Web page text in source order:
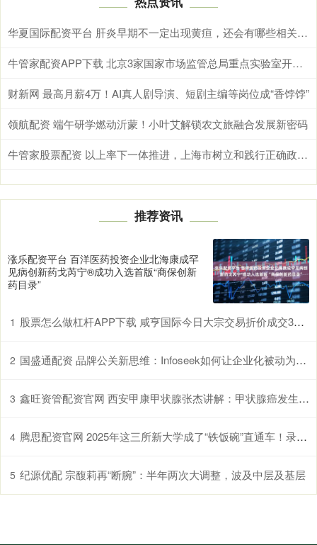
华夏国际配资平台 肝炎早期不一定出现黄疸，还会有哪些相关表现
牛管家配资APP下载 北京3家国家市场监管总局重点实验室开放课题基金，最高资助20万元
财新网 最高月薪4万！AI真人剧导演、短剧主编等岗位成“香饽饽”
领航配资 端午研学燃动沂蒙！小叶艾解锁农文旅融合发展新密码
牛管家股票配资 以上率下一体推进，上海市树立和践行正确政绩观学习教育实现良好开局
推荐资讯
涨乐配资平台 百洋医药投资企业北海康成罕
见病创新药戈芮宁®成功入选首版“商保创新
药目录”
1 股票怎么做杠杆APP下载 咸亨国际今日大宗交易折价成交359.4万股，成交额5337.12万元
2 国盛通配资 品牌公关新思维：Infoseek如何让企业化被动为主动
3 鑫旺资管配资官网 西安甲康甲状腺张杰讲解：甲状腺癌发生与3个因素有关，第一个最明显，却最易忽略！
4 腾思配资官网 2025年这三所新大学成了“铁饭碗”直通车！录取分不高，就业率却超高！26考生请收好
5 纪源优配 宗馥莉再“断腕”：半年两次大调整，波及中层及基层